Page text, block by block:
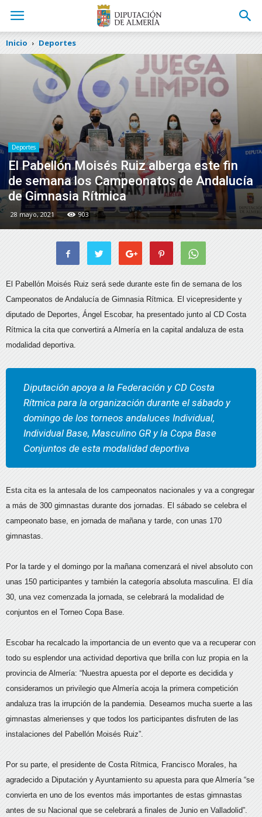
Inicio Deportes
Deportes
El Pabellón Moisés Ruiz alberga este fin
de semana los Campeonatos de Andalucía
de Gimnasia Rítmica
28 mayo, 2021 903
El Pabellón Moisés Ruiz será sede durante este fin de semana de los
Campeonatos de Andalucía de Gimnasia Rítmica. El vicepresidente y
diputado de Deportes, Ángel Escobar, ha presentado junto al CD Costa
Rítmica la cita que convertirá a Almería en la capital andaluza de esta
modalidad deportiva.
Diputación apoya a la Federación y CD Costa
Rítmica para la organización durante el sábado y
domingo de los torneos andaluces Individual,
Individual Base, Masculino GR y la Copa Base
Conjuntos de esta modalidad deportiva
Esta cita es la antesala de los campeonatos nacionales y va a congregar
a más de 300 gimnastas durante dos jornadas. El sábado se celebra el
campeonato base, en jornada de mañana y tarde, con unas 170
gimnastas.
Por la tarde y el domingo por la mañana comenzará el nivel absoluto con
unas 150 participantes y también la categoría absoluta masculina. El día
30, una vez comenzada la jornada, se celebrará la modalidad de
conjuntos en el Torneo Copa Base.
Escobar ha recalcado la importancia de un evento que va a recuperar con
todo su esplendor una actividad deportiva que brilla con luz propia en la
provincia de Almería: “Nuestra apuesta por el deporte es decidida y
consideramos un privilegio que Almería acoja la primera competición
andaluza tras la irrupción de la pandemia. Deseamos mucha suerte a las
gimnastas almerienses y que todos los participantes disfruten de las
instalaciones del Pabellón Moisés Ruiz”.
Por su parte, el presidente de Costa Rítmica, Francisco Morales, ha
agradecido a Diputación y Ayuntamiento su apuesta para que Almería “se
convierta en uno de los eventos más importantes de estas gimnastas
antes de su Nacional que se celebrará a finales de Junio en Valladolid”.